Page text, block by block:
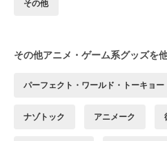
その他
その他アニメ・ゲーム系グッズを
パーフェクト・ワールド・トーキョー
ナゾトック アニメーク